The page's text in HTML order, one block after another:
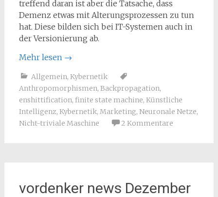
treffend daran ist aber die Tatsache, dass
Demenz etwas mit Alterungsprozessen zu tun
hat. Diese bilden sich bei IT-Systemen auch in
der Versionierung ab.
Mehr lesen →
Allgemein, Kybernetik
Anthropomorphismen, Backpropagation,
enshittification, finite state machine, Künstliche
Intelligenz, Kybernetik, Marketing, Neuronale Netze,
Nicht-triviale Maschine
2 Kommentare
vordenker news Dezember